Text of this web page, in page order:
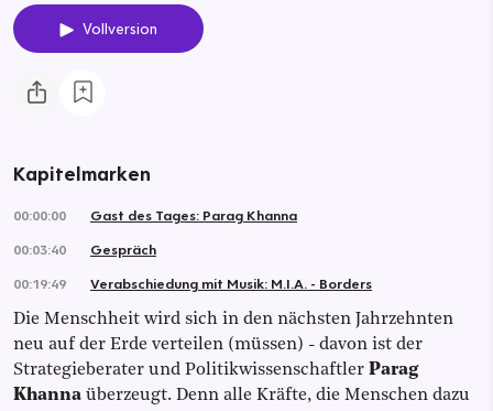
Vollversion
Kapitelmarken
00:00:00
Gast des Tages: Parag Khanna
00:03:40
Gespräch
00:19:49
Verabschiedung mit Musik: M.I.A. - Borders
Die Menschheit wird sich in den nächsten Jahrzehnten
neu auf der Erde verteilen (müssen) - davon ist der
Strategieberater und Politikwissenschaftler Parag
Khanna überzeugt. Denn alle Kräfte, die Menschen dazu